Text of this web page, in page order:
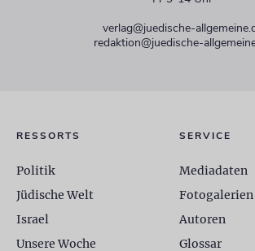
verlag@juedische-
redaktion@juedische-
RESSORTS
Politik
Jüdische Welt
Israel
Unsere Woche
SERVICE
Mediadaten
Fotogalerien
Autoren
Glossar